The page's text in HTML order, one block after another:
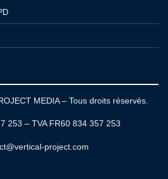
MEDIA – Tous droits réservés.
253 – TVA FR60 834 357 253
project.com